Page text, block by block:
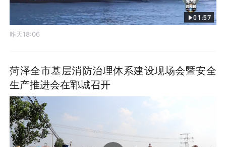
01:57
昨天18:06
菏泽全市基层消防治理体系建设现场会暨安全
生产推进会在郓城召开